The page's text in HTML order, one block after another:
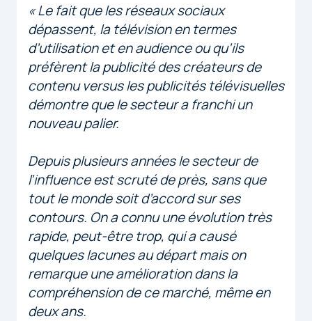
« Le fait que les réseaux sociaux
dépassent, la télévision en termes
d’utilisation et en audience ou qu’ils
préfèrent la publicité des créateurs de
contenu versus les publicités télévisuelles
démontre que le secteur a franchi un
nouveau palier.
Depuis plusieurs années le secteur de
l’influence est scruté de près, sans que
tout le monde soit d’accord sur ses
contours. On a connu une évolution très
rapide, peut-être trop, qui a causé
quelques lacunes au départ mais on
remarque une amélioration dans la
compréhension de ce marché, même en
deux ans.